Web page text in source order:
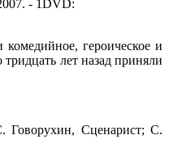
- 1DVD:
героическое и
лет назад приняли
Говорухин, Сценарист; С.